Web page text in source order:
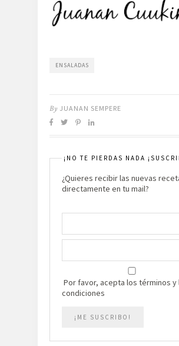
ENSALADAS
By JUANAN SEMPERE
¡NO TE PIERDAS NADA
¿Quieres recibir las nuevas
directamente en tu mail?
Por favor, acepta los términos y
condiciones